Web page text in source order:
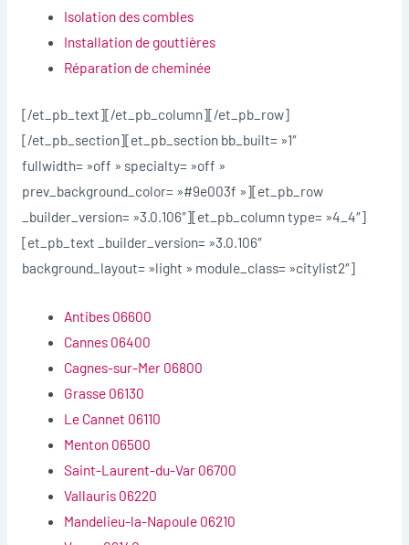
Isolation des combles
Installation de gouttières
Réparation de cheminée
[/et_pb_text][/et_pb_column][/et_pb_row]
[/et_pb_section][et_pb_section bb_built= »1″
fullwidth= »off » specialty= »off »
prev_background_color= »#9e003f »][et_pb_row
_builder_version= »3.0.106″][et_pb_column type= »4_4″]
[et_pb_text _builder_version= »3.0.106″
background_layout= »light » module_class= »citylist2″]
Antibes 06600
Cannes 06400
Cagnes-sur-Mer 06800
Grasse 06130
Le Cannet 06110
Menton 06500
Saint-Laurent-du-Var 06700
Vallauris 06220
Mandelieu-la-Napoule 06210